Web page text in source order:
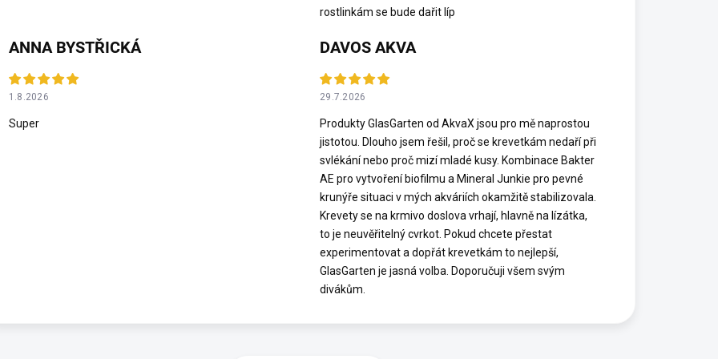
rostlinkám se bude dařit líp
ANNA BYSTŘICKÁ
1.8.2026
Super
DAVOS AKVA
29.7.2026
Produkty GlasGarten od AkvaX jsou pro mě naprostou
jistotou. Dlouho jsem řešil, proč se krevetkám nedaří při
svlékání nebo proč mizí mladé kusy. Kombinace Bakter
AE pro vytvoření biofilmu a Mineral Junkie pro pevné
krunýře situaci v mých akváriích okamžitě stabilizovala.
Krevety se na krmivo doslova vrhají, hlavně na lízátka,
to je neuvěřitelný cvrkot. Pokud chcete přestat
experimentovat a dopřát krevetkám to nejlepší,
GlasGarten je jasná volba. Doporučuji všem svým
divákům.